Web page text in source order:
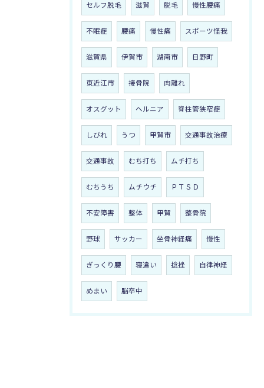
セルフ脱毛 滋賀 脱毛 慢性腰痛
不眠症 腰痛 慢性痛 スポーツ怪我
滋賀県 伊賀市 湖南市 日野町
東近江市 接骨院 肉離れ
オスグット ヘルニア 脊柱管狭窄症
しびれ うつ 甲賀市 交通事故治療
交通事故 むち打ち ムチ打ち
むちうち ムチウチ ＰＴＳＤ
不安障害 整体 甲賀 整骨院
野球 サッカー 坐骨神経痛 慢性
ぎっくり腰 寝違い 捻挫 自律神経
めまい 脳卒中